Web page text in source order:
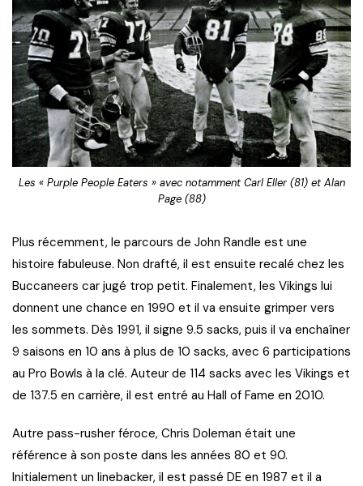
Les « Purple People Eaters » avec notamment Carl Eller (81) et Alan
Page (88)
Plus récemment, le parcours de John Randle est une
histoire fabuleuse. Non drafté, il est ensuite recalé chez les
Buccaneers car jugé trop petit. Finalement, les Vikings lui
donnent une chance en 1990 et il va ensuite grimper vers
les sommets. Dès 1991, il signe 9.5 sacks, puis il va enchaîner
9 saisons en 10 ans à plus de 10 sacks, avec 6 participations
au Pro Bowls à la clé. Auteur de 114 sacks avec les Vikings et
de 137.5 en carrière, il est entré au Hall of Fame en 2010.
Autre pass-rusher féroce, Chris Doleman était une
référence à son poste dans les années 80 et 90.
Initialement un linebacker, il est passé DE en 1987 et il a